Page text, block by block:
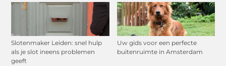
Slotenmaker Leiden: snel hulp
als je slot ineens problemen
geeft
Uw gids voor een perfecte
buitenruimte in Amsterdam